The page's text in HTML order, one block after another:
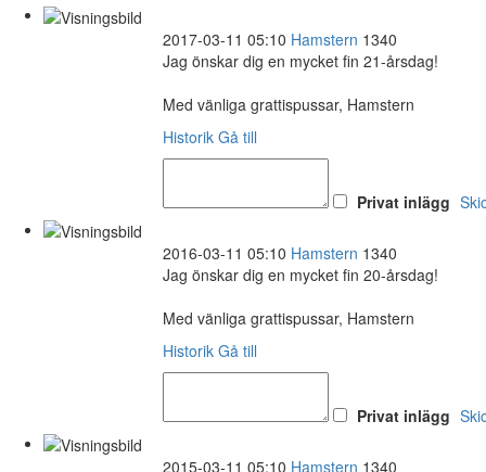
2017-03-11 05:10 Hamstern 1340
Jag önskar dig en mycket fin 21-årsdag!
Med vänliga grattispussar, Hamstern
Historik Gå till
Privat inlägg
2016-03-11 05:10 Hamstern 1340
Jag önskar dig en mycket fin 20-årsdag!
Med vänliga grattispussar, Hamstern
Historik Gå till
Privat inlägg
2015-03-11 05:10 Hamstern 1340